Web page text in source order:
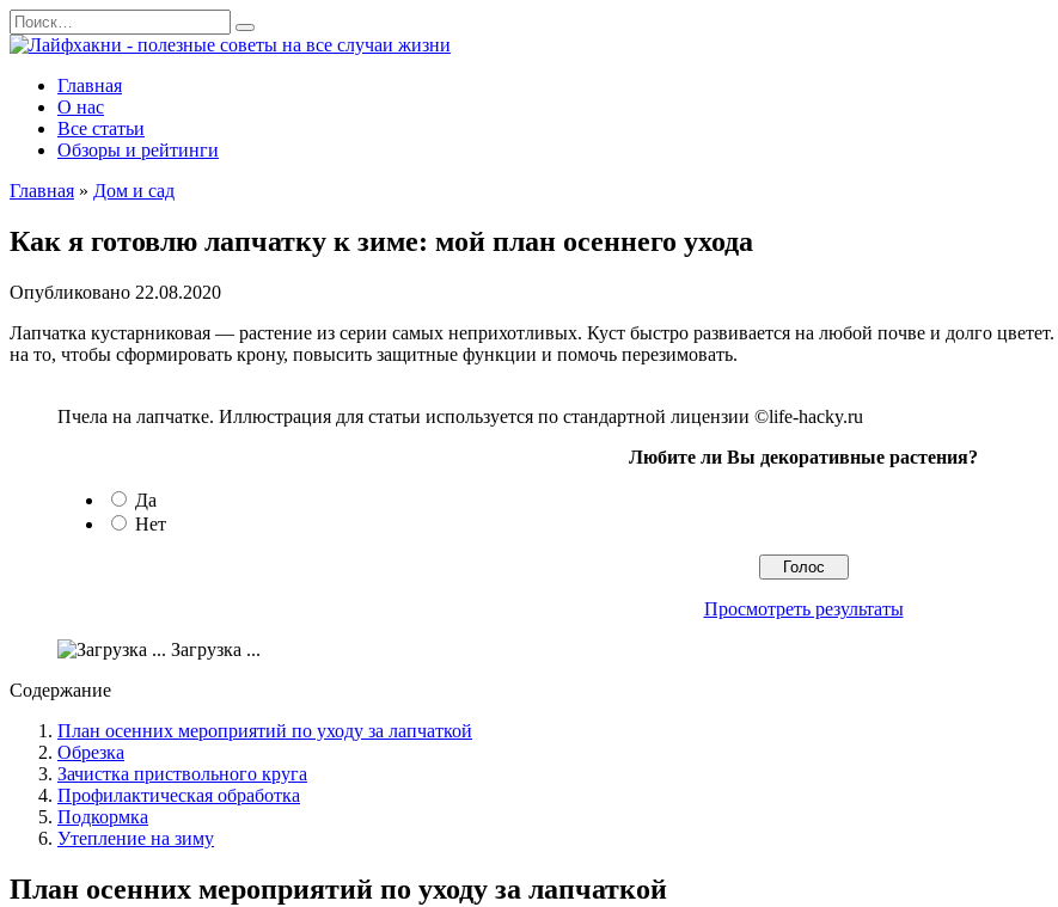
Перейти
к
содержанию
Search
for:
Главная
О нас
Все статьи
Обзоры и рейтинги
Главная » Дом и сад
Как я готовлю лапчатку к зиме: мой план осеннего ухода
Опубликовано 22.08.2020
Лапчатка кустарниковая — растение из серии самых неприхотливых. Куст быстро развивается на любой почве и долго
на то, чтобы сформировать крону, повысить защитные функции и помочь перезимовать.
Пчела на лапчатке. Иллюстрация для статьи используется по стандартной лицензии ©life-hacky.ru
Любите ли Вы декоративные растения?
Да
Нет
Просмотреть результаты
Загрузка ...
Содержание
План осенних мероприятий по уходу за лапчаткой
Обрезка
Зачистка приствольного круга
Профилактическая обработка
Подкормка
Утепление на зиму
План осенних мероприятий по уходу за лапчаткой